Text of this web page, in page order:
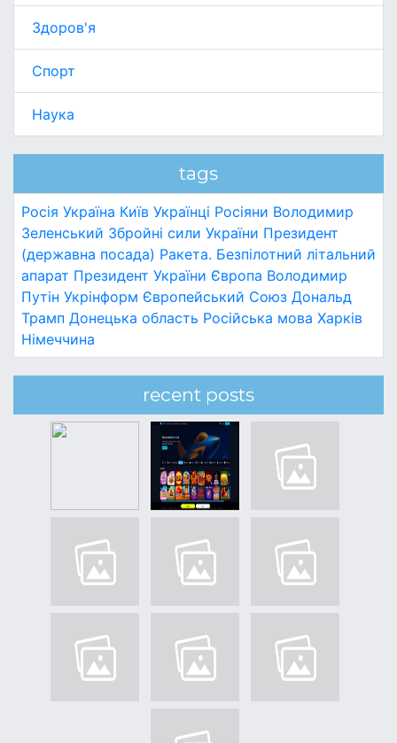
Здоров'я
Спорт
Наука
tags
Росія Україна Київ Українці Росіяни Володимир
Зеленський Збройні сили України Президент
(державна посада) Ракета. Безпілотний літальний
апарат Президент України Європа Володимир
Путін Укрінформ Європейський Союз Дональд
Трамп Донецька область Російська мова Харків
Німеччина
recent posts